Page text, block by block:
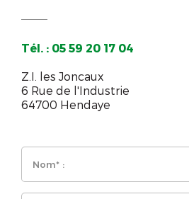
Tél. : 05 59 20 17 04
Z.I. les Joncaux
6 Rue de l'Industrie
64700 Hendaye